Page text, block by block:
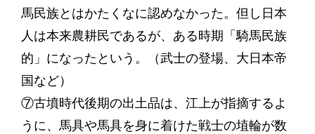
馬民族とはかたくなに認めなかった。但し日本
人は本来農耕民であるが、ある時期「騎馬民族
的」になったという。（武士の登場、大日本帝
国など）
⑦古墳時代後期の出土品は、江上が指摘するよ
うに、馬具や馬具を身に着けた戦士の埴輪が数